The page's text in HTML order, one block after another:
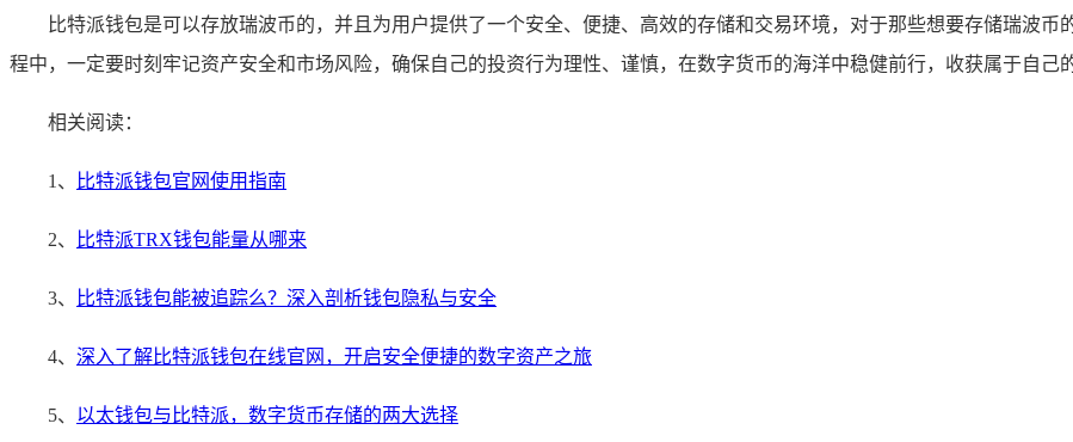
比特派钱包是可以存放瑞波币的，并且为用户提供了一个安全、便捷、高效的存储和交易环境，对于那些想要存储瑞波
程中，一定要时刻牢记资产安全和市场风险，确保自己的投资行为理性、谨慎，在数字货币的海洋中稳健前行，收获属于自己
相关阅读：
1、 比特派钱包官网使用指南
2、 比特派TRX钱包能量从哪来
3、 比特派钱包能被追踪么？深入剖析钱包隐私与安全
4、 深入了解比特派钱包在线官网，开启安全便捷的数字资产之旅
5、 以太钱包与比特派，数字货币存储的两大选择